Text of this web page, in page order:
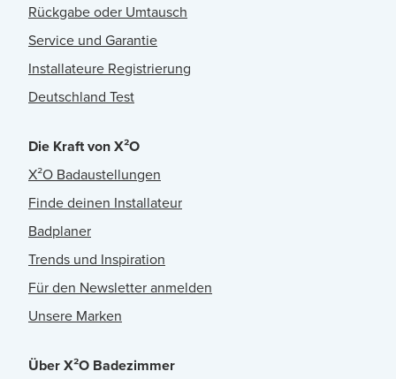
Rückgabe oder Umtausch
Service und Garantie
Installateure Registrierung
Deutschland Test
Die Kraft von X²O
X²O Badaustellungen
Finde deinen Installateur
Badplaner
Trends und Inspiration
Für den Newsletter anmelden
Unsere Marken
Über X²O Badezimmer